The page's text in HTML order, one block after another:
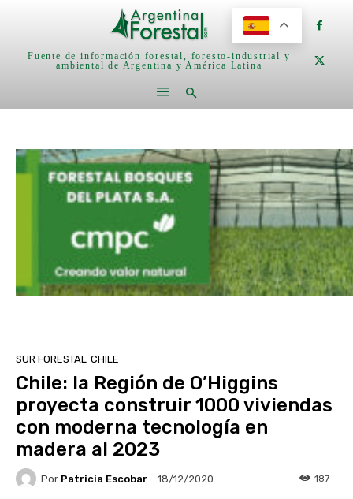
Fuente de información forestal, foresto-industrial y
ambiental de Argentina y América Latina
SUR FORESTAL CHILE
Chile: la Región de O’Higgins
proyecta construir 1000 viviendas
con moderna tecnología en
madera al 2023
Por Patricia Escobar 18/12/2020 187